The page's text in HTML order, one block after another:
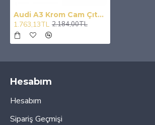
Audi A3 Krom Cam Çıtası 6 Prç 2004-2012
1.763,13TL 2.184,00TL
Hesabım
Hesabım
Sipariş Geçmişi